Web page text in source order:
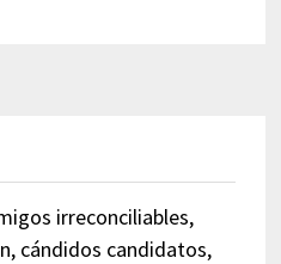
irreconciliables,
cándidos candidatos,